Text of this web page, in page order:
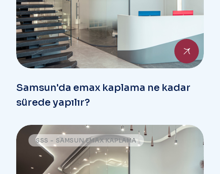
Samsun'da emax kaplama ne kadar
sürede yapılır?
SSS - SAMSUN EMAX KAPLAMA